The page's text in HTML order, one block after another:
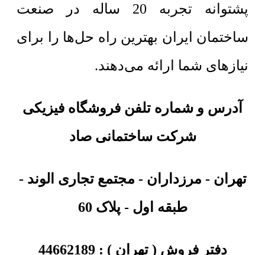
پشتوانه تجربه 20 ساله در صنعت
ساختمان ایران بهترین راه حل‌ها را برای
نیازهای شما ارائه می‌دهند.
آدرس و شماره تلفن فروشگاه فیزیکی
شرکت ساختمانی صاد
تهران - مرزداران - مجتمع تجاری الوند -
طبقه اول - پلاک 60
دفتر فروش ( تهران ) :44662189